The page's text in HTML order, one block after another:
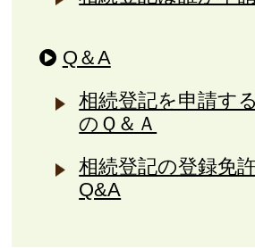
Q＆A
相続登記を申請す
のＱ＆Ａ
相続登記の登録免
Q&A